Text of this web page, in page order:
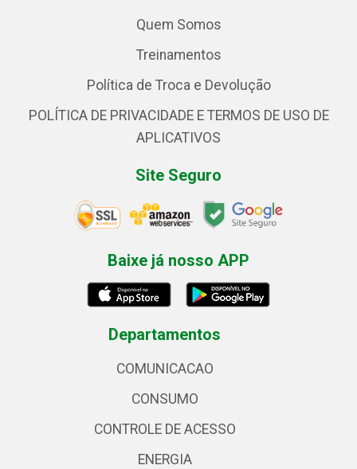
Quem Somos
Treinamentos
Política de Troca e Devolução
POLÍTICA DE PRIVACIDADE E TERMOS DE USO DE
APLICATIVOS
Site Seguro
Baixe já nosso APP
Departamentos
COMUNICACAO
CONSUMO
CONTROLE DE ACESSO
ENERGIA